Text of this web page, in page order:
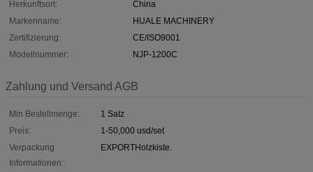
Herkunftsort:
China
Markenname:
HUALE MACHINERY
Zertifizierung:
CE/ISO9001
Modellnummer:
NJP-1200C
Zahlung und Versand AGB
Min Bestellmenge:
1 Satz
Preis:
1-50,000 usd/set
Verpackung
Informationen:
EXPORTHolzkiste.